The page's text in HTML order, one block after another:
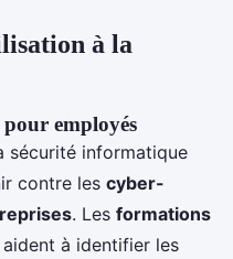
à la
employés
sécurité informatique
contre les cyber-
. Les formations
aident à identifier les